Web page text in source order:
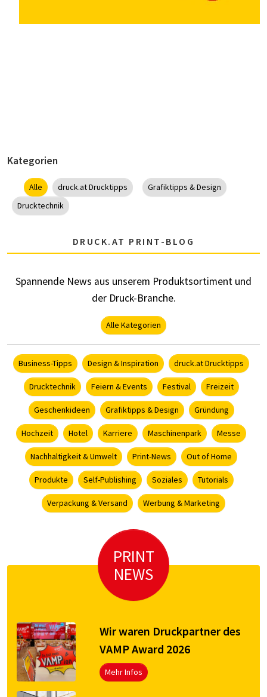
Kategorien
Alle druck.at Drucktipps
Grafiktipps & Design
Drucktechnik
DRUCK.AT PRINT-BLOG
Spannende News aus unserem Produktsortiment und
der Druck-Branche.
Alle Kategorien
Business-Tipps Design & Inspiration druck.at Drucktipps
Drucktechnik Feiern & Events Festival Freizeit
Geschenkideen Grafiktipps & Design Gründung
Hochzeit Hotel Karriere Maschinenpark Messe
Nachhaltigkeit & Umwelt Print-News Out of Home
Produkte Self-Publishing Soziales Tutorials
Verpackung & Versand Werbung & Marketing
PRINT
NEWS
Wir waren Druckpartner des
VAMP Award 2026
Mehr Infos